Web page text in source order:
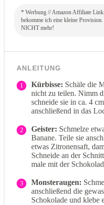
* Werbung // Amazon Affiliate
bekomme ich eine kleine
NICHT mehr!
ANLEITUNG
1 Kürbisse: Schäle die
nicht zu teilen. Nimm
schneide sie in ca. 4
anschließend in das
2 Geister: Schmelze
Banane. Teile sie
etwas Zitronensaft,
Schneide an der
male mit der
3 Monsteraugen:
anschließend die
Schokolade und klebe